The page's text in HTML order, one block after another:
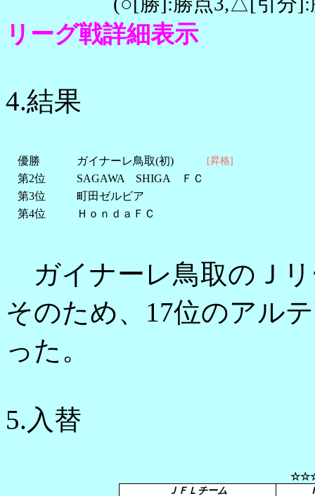
リーグ戦詳細表示
4.結果
優勝 ガイナーレ鳥取(初) [昇格]
第2位
SAGAWA SHIGA ＦＣ
第3位
町田ゼルビア
第4位
ＨｏｎｄａＦＣ
ガイナーレ鳥取のＪ
そのため、17位のアル
った。
5.入替
ＪＦＬチーム